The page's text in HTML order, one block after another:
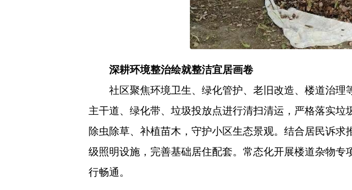
深耕环境整治绘就整洁宜居画卷
社区聚焦环境卫生、绿化管护、老旧改造、楼道治
主干道、绿化带、垃圾投放点进行清扫清运，严格落实垃
除虫除草、补植苗木，守护小区生态景观。结合居民诉
级照明设施，完善基础居住配套。常态化开展楼道杂物
行畅通。